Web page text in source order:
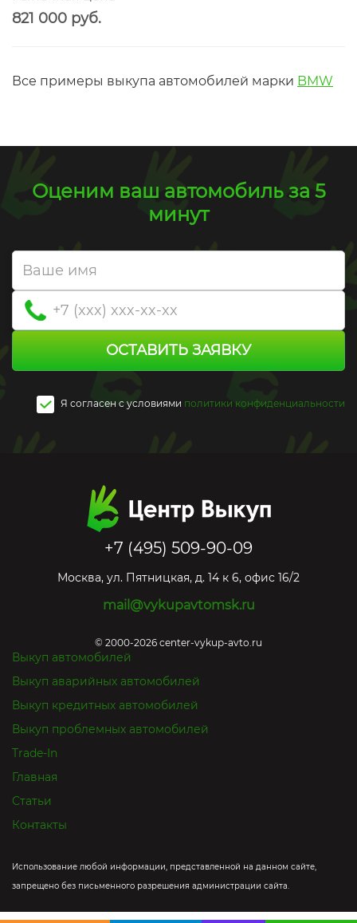
821 000 руб.
Все примеры выкупа автомобилей марки BMW
Оценим ваш автомобиль за 5
минут
ОСТАВИТЬ ЗАЯВКУ
Я согласен c условиями политики конфиденциальности
+7 (495) 509-90-09
Москва, ул. Пятницкая, д. 14 к 6, офис 16/2
mail@vykupavtomsk.ru
© 2000-2026 center-vykup-avto.ru
Выкуп автомобилей
Выкуп аварийных автомобилей
Выкуп кредитных автомобилей
Выкуп проблемных автомобилей
Trade-In
Главная
Статьи
Контакты
Использование любой информации, представленной на данном сайте,
запрещено без письменного разрешения администрации сайта.